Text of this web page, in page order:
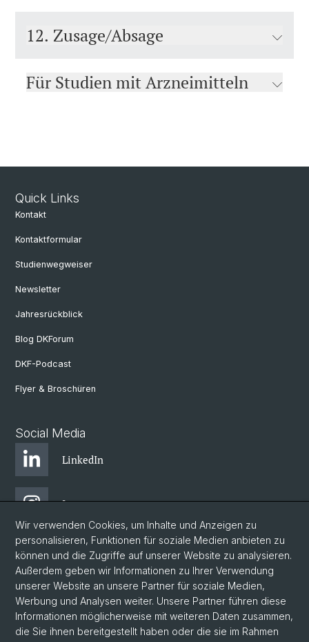
12. Zusage/Absage
Für Studien mit Arzneimitteln
Quick Links
Kontakt
Kontaktformular
Studienwegweiser
Newsletter
Jahresrückblick
Blog DKForum
DKF-Podcast
Flyer & Broschüren
Social Media
LinkedIn
Instagram
Bluesky
Vimeo
YouTube
Wir verwenden Cookies, um Inhalte und Anzeigen zu
personalisieren, Funktionen für soziale Medien anbieten zu
können und die Zugriffe auf unserer Website zu analysieren.
Außerdem geben wir Informationen zu Ihrer Verwendung
unserer Website an unsere Partner für soziale Medien,
Werbung und Analysen weiter. Unsere Partner führen diese
Informationen möglicherweise mit weiteren Daten zusammen,
die Sie ihnen bereitgestellt haben oder die sie im Rahmen